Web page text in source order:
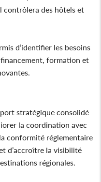
contrôlera des hôtels et
d’identifier les besoins
formation et
stratégique consolidé
la coordination avec
conformité réglementaire
d’accroître la visibilité
régionales.